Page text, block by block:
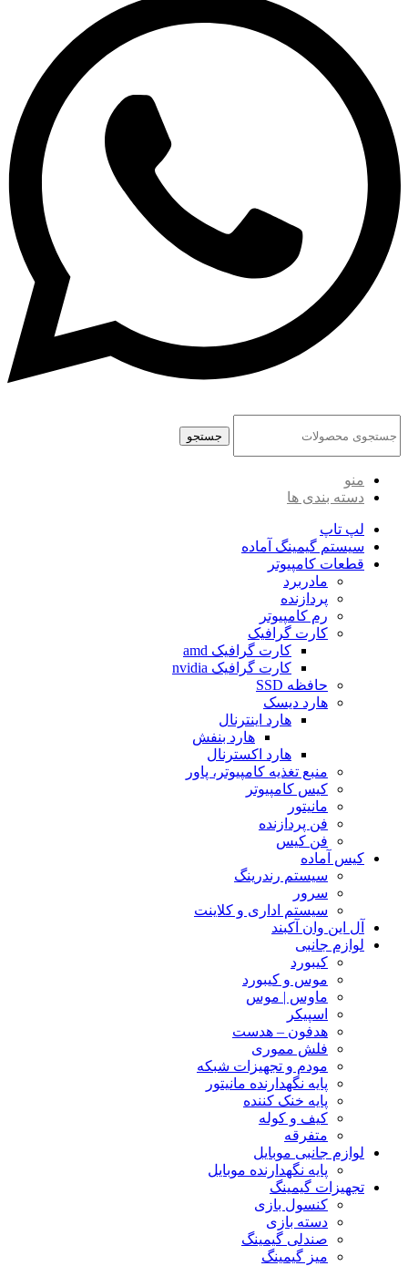
جستجو
منو
دسته بندی ها
لپ تاپ
سیستم گیمینگ آماده
قطعات کامپیوتر
مادربرد
پردازنده
رم کامپیوتر
کارت گرافیک
کارت گرافیک amd
کارت گرافیک nvidia
حافظه SSD
هارد دیسک
هارد اینترنال
هارد بنفش
هارد اکسترنال
منبع تغذیه کامپیوتر، پاور
کیس کامپیوتر
مانیتور
فن پردازنده
فن کیس
کیس آماده
سیستم رندرینگ
سرور
سیستم‌ اداری و کلاینت
آل این وان آکبند
لوازم جانبی
کیبورد
موس و کیبورد
ماوس | موس
اسپیکر
هدفون – هدست
فلش مموری
مودم و تجهیزات شبکه
پایه نگهدارنده مانیتور
پایه خنک کننده
کیف و کوله
متفرقه
لوازم جانبی موبایل
پایه نگهدارنده موبایل
تجهیزات گیمینگ
کنسول بازی
دسته بازی
صندلی گیمینگ
میز گیمینگ